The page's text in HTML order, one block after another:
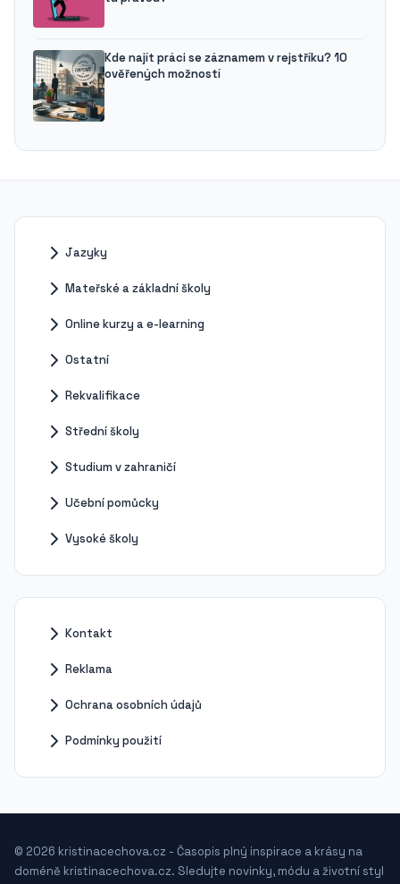
Kde najít práci se záznamem v rejstříku? 10
ověřených možností
Jazyky
Mateřské a základní školy
Online kurzy a e-learning
Ostatní
Rekvalifikace
Střední školy
Studium v zahraničí
Učební pomůcky
Vysoké školy
Kontakt
Reklama
Ochrana osobních údajů
Podmínky použití
© 2026 kristinacechova.cz - Časopis plný inspirace a krásy na
doméně kristinacechova.cz. Sledujte novinky, módu a životní styl